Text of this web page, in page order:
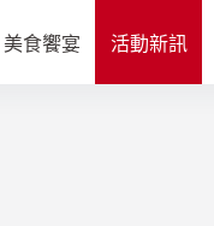
美食饗宴 活動新訊